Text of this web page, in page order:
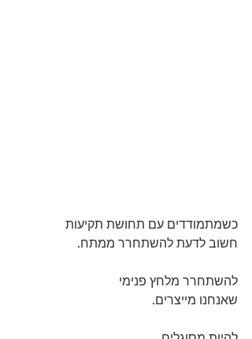
כשמתמודדים עם תחושת תקיעות
חשוב לדעת להשתחרר ממתח.
להשתחרר מלחץ פנימי
שאנחנו מייצרים.